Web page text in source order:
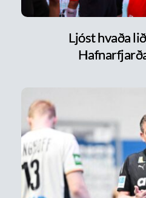
Ljóst hvaða